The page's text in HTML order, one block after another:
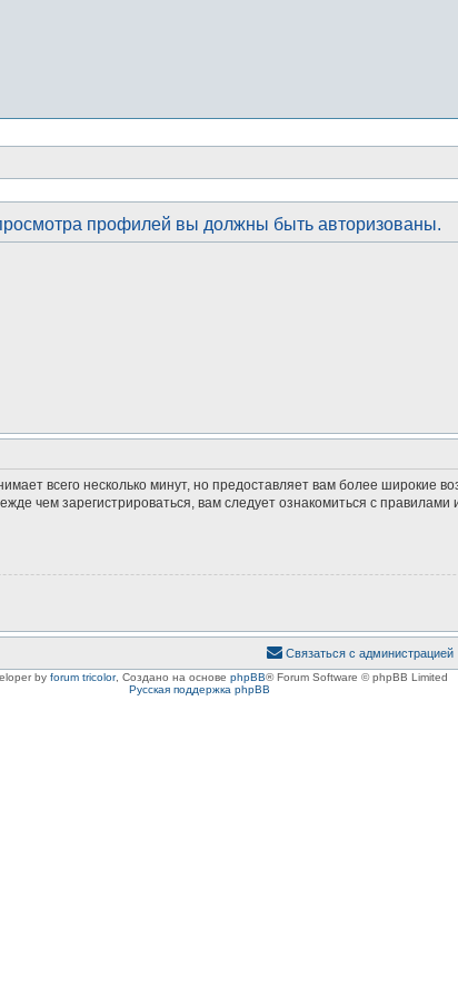
профилей вы должны быть авторизованы.
всего несколько минут, но предоставляет вам более широкие
чем зарегистрироваться, вам следует ознакомиться с
Связаться с администрацией
by forum tricolor, Создано на основе phpBB® Forum Software © phpBB Limited
Русская поддержка phpBB